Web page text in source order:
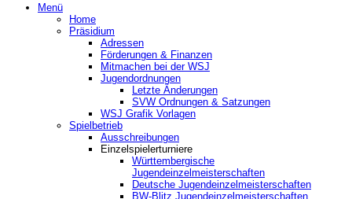
Menü
Home
Präsidium
Adressen
Förderungen & Finanzen
Mitmachen bei der WSJ
Jugendordnungen
Letzte Änderungen
SVW Ordnungen & Satzungen
WSJ Grafik Vorlagen
Spielbetrieb
Ausschreibungen
Einzelspielerturniere
Württembergische
Jugendeinzelmeisterschaften
Deutsche Jugendeinzelmeisterschaften
BW-Blitz Jugendeinzelmeisterschaften